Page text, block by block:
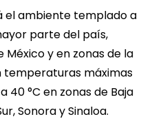
el ambiente templado a
parte del país,
y en zonas de la
temperaturas máximas
40 °C en zonas de Baja
Sonora y Sinaloa.